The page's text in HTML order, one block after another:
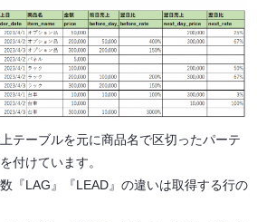
テーブルを元に商品名で区切ったパーテ
付けています。
『LAG』『LEAD』の違いは取得する行の